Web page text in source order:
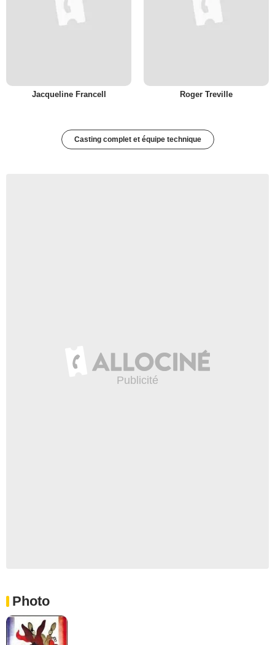
Jacqueline Francell Roger Treville
Casting complet et équipe technique
Photo